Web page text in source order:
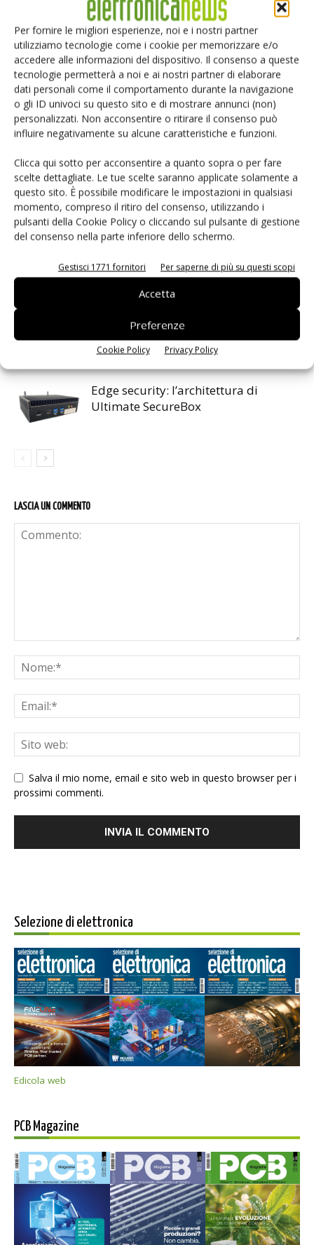
Per fornire le migliori esperienze, noi e i nostri partner
utilizziamo tecnologie come i cookie per memorizzare e/o
accedere alle informazioni del dispositivo. Il consenso a queste
tecnologie permetterà a noi e ai nostri partner di elaborare
dati personali come il comportamento durante la navigazione
o gli ID univoci su questo sito e di mostrare annunci (non)
personalizzati. Non acconsentire o ritirare il consenso può
influire negativamente su alcune caratteristiche e funzioni.
Clicca qui sotto per acconsentire a quanto sopra o per fare
scelte dettagliate. Le tue scelte saranno applicate solamente a
questo sito. È possibile modificare le impostazioni in qualsiasi
momento, compreso il ritiro del consenso, utilizzando i
pulsanti della Cookie Policy o cliccando sul pulsante di gestione
del consenso nella parte inferiore dello schermo.
Gestisci 1771 fornitori Per saperne di più su questi scopi
Accetta
Preferenze
Cookie Policy Privacy Policy
maximum space saving through maximum port density or
on high serviceability through drawer technology.
TAG Cablaggi Preconnect sedecim
ARTICOLI CORRELATI ALTRO DALL'AUTORE
per il data center INFN di Frascati
Microchip LAN878x e LAN888x per
Single Pair Ethernet
Edge security: l’architettura di
Ultimate SecureBox
LASCIA UN COMMENTO
Salva il mio nome, email e sito web in questo browser per i
prossimi commenti.
Selezione di elettronica
Edicola web
PCB Magazine